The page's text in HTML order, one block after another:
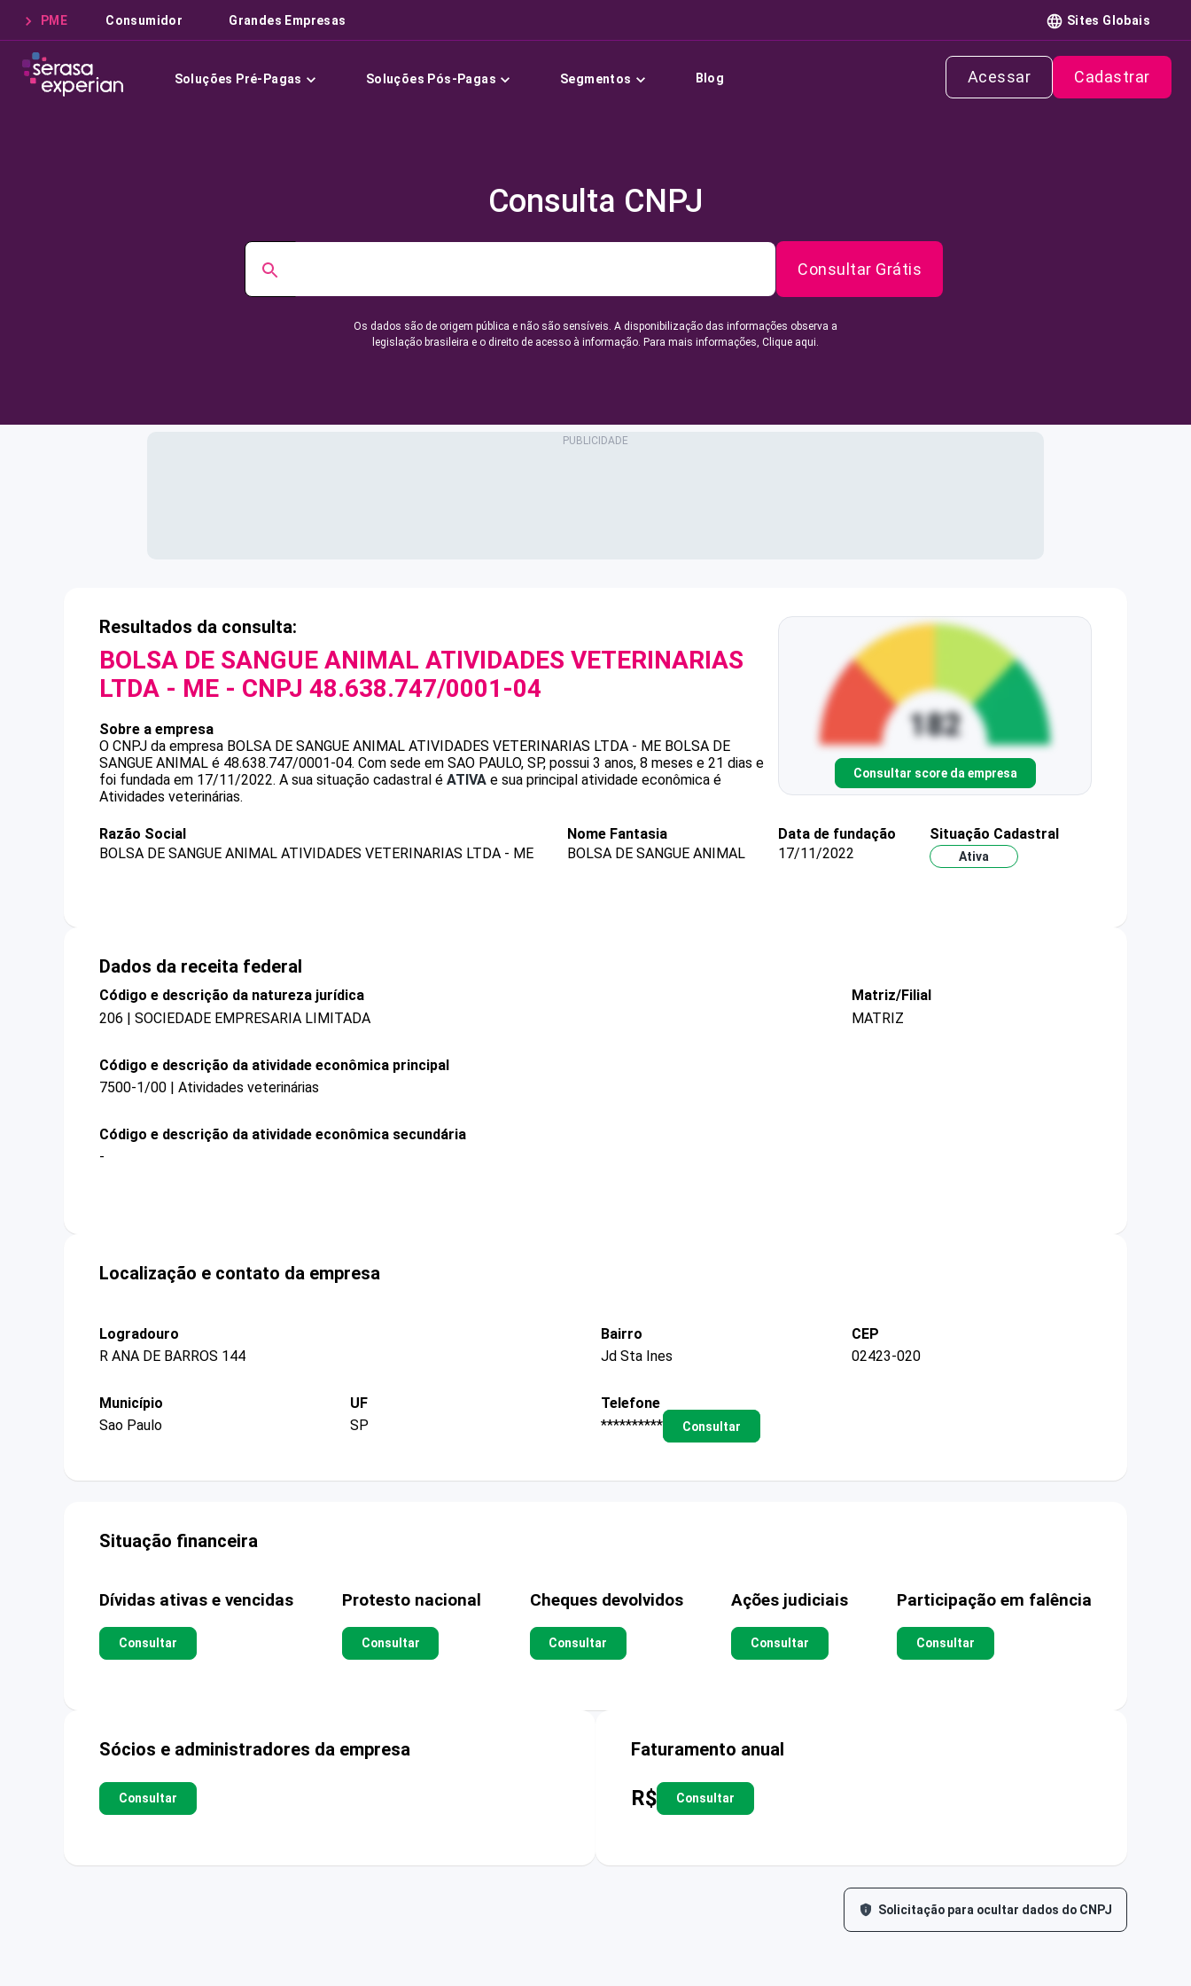
PME Consumidor Grandes Empresas Sites Globais
Soluções Pré-Pagas Soluções Pós-Pagas Segmentos Blog Acessar Cadastrar
Consulta CNPJ
Consultar Grátis
Os dados são de origem pública e não são sensíveis. A disponibilização das informações observa a
legislação brasileira e o direito de acesso à informação. Para mais informações, Clique aqui.
Resultados da consulta:
BOLSA DE SANGUE ANIMAL ATIVIDADES VETERINARIAS
LTDA - ME - CNPJ 48.638.747/0001-04
Sobre a empresa
O CNPJ da empresa BOLSA DE SANGUE ANIMAL ATIVIDADES VETERINARIAS LTDA - ME BOLSA DE
SANGUE ANIMAL é 48.638.747/0001-04. Com sede em SAO PAULO, SP, possui 3 anos, 8 meses e 21 dias e
foi fundada em 17/11/2022. A sua situação cadastral é ATIVA e sua principal atividade econômica é
Atividades veterinárias.
Consultar score da empresa
Razão Social
BOLSA DE SANGUE ANIMAL ATIVIDADES VETERINARIAS LTDA - ME
Nome Fantasia
BOLSA DE SANGUE ANIMAL
Data de fundação
17/11/2022
Situação Cadastral
Ativa
Dados da receita federal
Código e descrição da natureza jurídica
206 | SOCIEDADE EMPRESARIA LIMITADA
Matriz/Filial
MATRIZ
Código e descrição da atividade econômica principal
7500-1/00 | Atividades veterinárias
Código e descrição da atividade econômica secundária
-
Localização e contato da empresa
Logradouro
R ANA DE BARROS 144
Bairro
Jd Sta Ines
CEP
02423-020
Município
Sao Paulo
UF
SP
Telefone
**********
Consultar
Situação financeira
Dívidas ativas e vencidas
Consultar
Protesto nacional
Consultar
Cheques devolvidos
Consultar
Ações judiciais
Consultar
Participação em falência
Consultar
Sócios e administradores da empresa
Consultar
Faturamento anual
R$ Consultar
Solicitação para ocultar dados do CNPJ